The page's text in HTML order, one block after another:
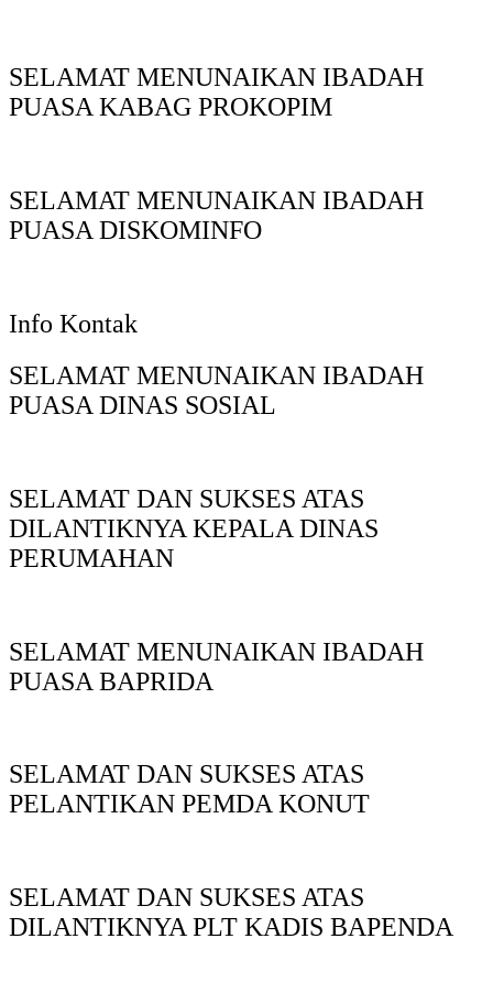
SELAMAT MENUNAIKAN IBADAH
PUASA KABAG PROKOPIM
SELAMAT MENUNAIKAN IBADAH
PUASA DISKOMINFO
Info Kontak
SELAMAT MENUNAIKAN IBADAH
PUASA DINAS SOSIAL
SELAMAT DAN SUKSES ATAS
DILANTIKNYA KEPALA DINAS
PERUMAHAN
SELAMAT MENUNAIKAN IBADAH
PUASA BAPRIDA
SELAMAT DAN SUKSES ATAS
PELANTIKAN PEMDA KONUT
SELAMAT DAN SUKSES ATAS
DILANTIKNYA PLT KADIS BAPENDA